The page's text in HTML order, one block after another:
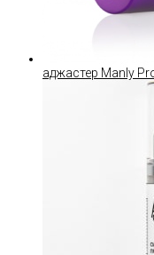
аджастер Manly